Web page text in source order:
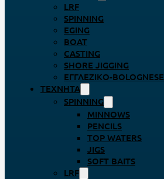
LRF
SPINNING
EGING
BOAT
CASTING
SHORE JIGGING
ΕΓΓΛΈΖΙΚΟ-BOLOGNESE
ΤΕΧΝΗΤΆ
SPINNING
MINNOWS
PENCILS
TOP WATERS
JIGS
SOFT BAITS
LRF